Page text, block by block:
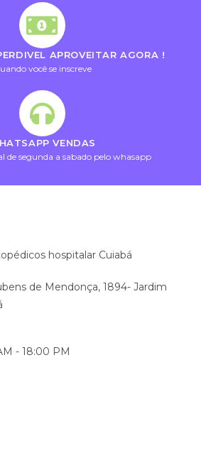
APROVEITAR AGORA !
você se inscreve
VENDAS
de segunda a sabado pelo whasapp
hospitalar Cuiabá
de Mendonça, 1894- Jardim
- 18:00 PM